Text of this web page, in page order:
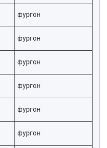
фургон
фургон
фургон
фургон
фургон
фургон